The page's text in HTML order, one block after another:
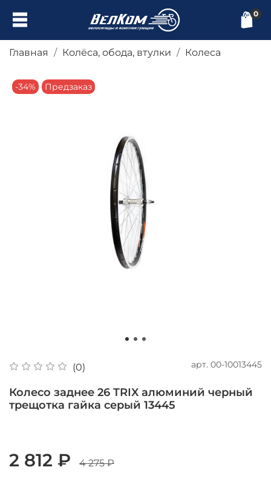
0
Главная Колёса, обода, втулки Колеса
-34% Предзаказ
(0) арт. 00-10013445
Колесо заднее 26 TRIX алюминий черный
трещотка гайка серый 13445
2 812 ₽ 4 275 ₽